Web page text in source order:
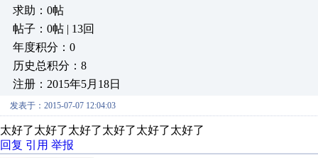
求助：0帖
帖子：0帖 | 13回
年度积分：0
历史总积分：8
注册：2015年5月18日
发表于：2015-07-07 12:04:03
太好了太好了太好了太好了太好了太好了
回复 引用 举报